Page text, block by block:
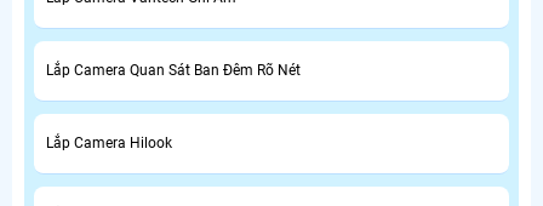
Lắp Camera Quan Sát Ban Đêm Rõ Nét
Lắp Camera Hilook